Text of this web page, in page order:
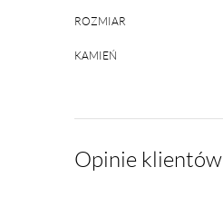
ROZMIAR
KAMIEŃ
Opinie klientów